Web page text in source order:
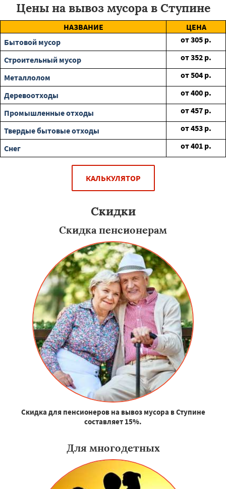
Цены на вывоз мусора в Ступине
НАЗВАНИЕ
ЦЕНА
Бытовой мусор
от305 р.
Строительный мусор
от352 р.
Металлолом
от504 р.
Деревоотходы
от400 р.
Промышленные отходы
от457 р.
Твердые бытовые отходы
от453 р.
Снег
от401 р.
КАЛЬКУЛЯТОР
Скидки
Скидка пенсионерам
Скидка для пенсионеров на вывоз мусора в Ступине
составляет 15%.
Для многодетных